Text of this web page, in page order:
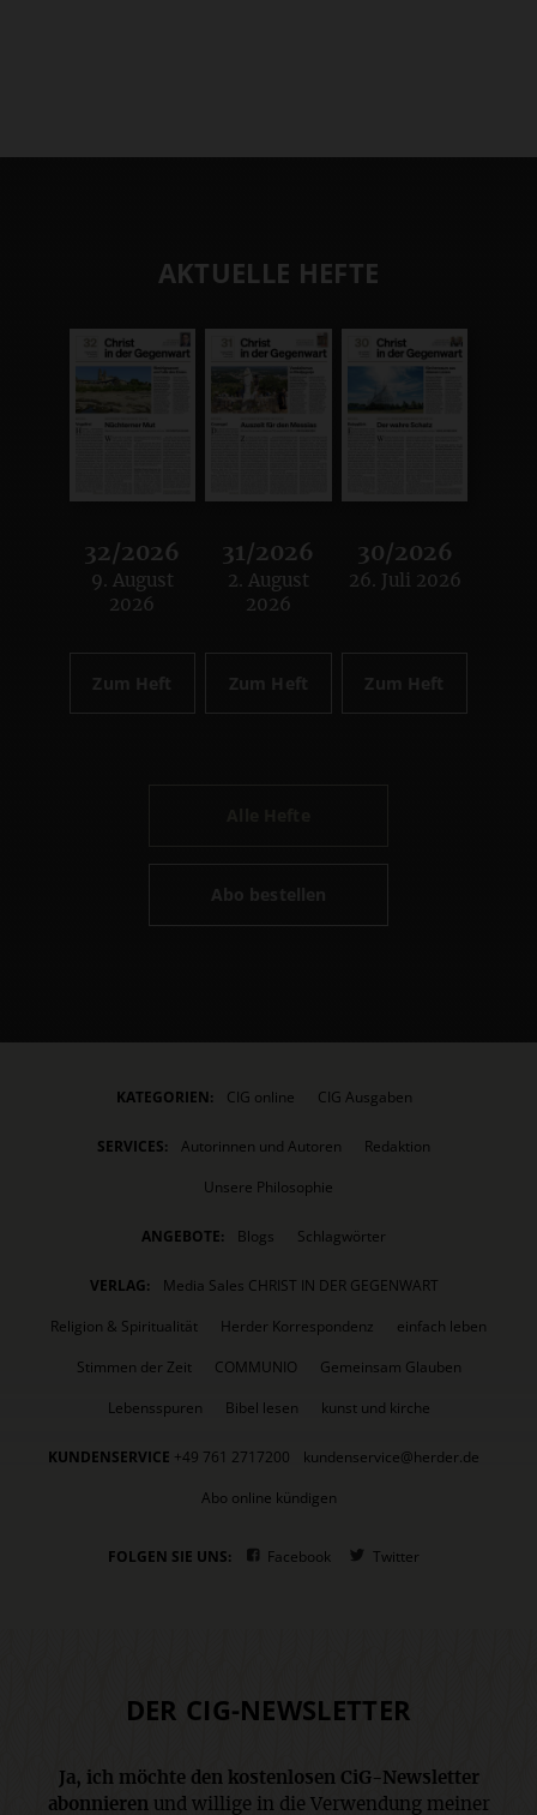
AKTUELLE HEFTE
32/2026
:
9. August
2026
Zum Heft
31/2026
:
2. August
2026
Zum Heft
30/2026
:
26. Juli 2026
Zum Heft
Abo bestellen
KATEGORIEN: CIG online CIG Ausgaben
SERVICES: Autorinnen und Autoren
Redaktion
Unsere Philosophie
ANGEBOTE: Blogs Schlagwörter
VERLAG:
Media Sales CHRIST IN DER GEGENWART
Religion & Spiritualität
Herder Korrespondenz
einfach leben
Stimmen der Zeit
COMMUNIO
Gemeinsam Glauben
Lebensspuren
Bibel lesen kunst und kirche
KUNDENSERVICE +49 761 2717200
kundenservice@herder.de
Abo online kündigen
FOLGEN SIE UNS: Facebook Twitter
DER CIG-NEWSLETTER
Ja, ich möchte den kostenlosen CiG-Newsletter
abonnieren und willige in die Verwendung meiner